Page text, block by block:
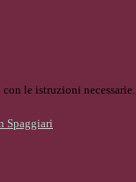
le istruzioni necessarie.
Spaggiari